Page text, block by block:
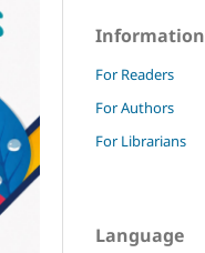
Information
For Readers
For Authors
For Librarians
Language